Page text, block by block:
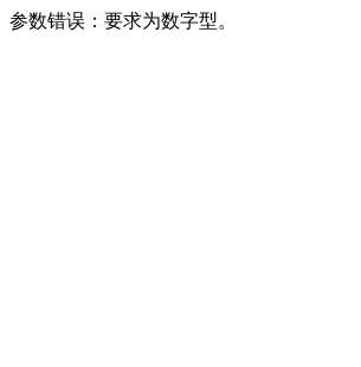
参数错误：要求为数字型。